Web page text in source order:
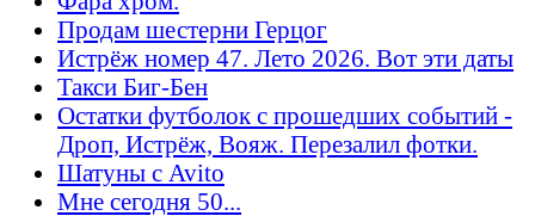
Продам шестерни Герцог
Истрёж номер 47. Лето 2026. Вот эти даты
Такси Биг-Бен
Остатки футболок с прошедших событий -
Дроп, Истрёж, Вояж. Перезалил фотки.
Шатуны с Avito
Мне сегодня 50...